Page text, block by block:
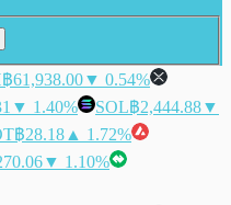
฿61,938.00▼ 0.54%
▼ 1.40% SOL฿2,444.88▼
฿28.18 ▲ 1.72%
▼ 1.10%